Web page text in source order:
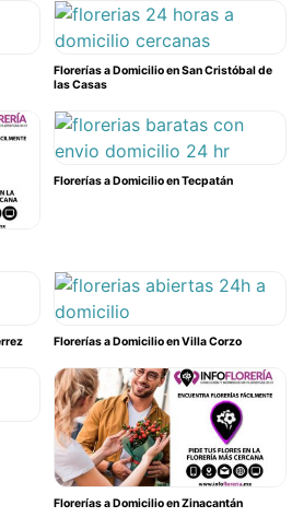
Florerías a Domicilio en San Cristóbal de
las Casas
Florerías a Domicilio en Tecpatán
Florerías a Domicilio en Villa Corzo
Florerías a Domicilio en Zinacantán